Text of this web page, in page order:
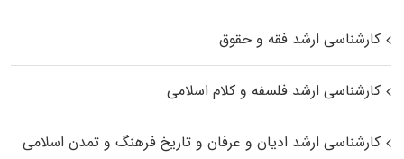
کارشناسی ارشد فقه و حقوق
کارشناسی ارشد فلسفه و کلام اسلامی
کارشناسی ارشد ادیان و عرفان و تاریخ فرهنگ و تمدن اسلامی